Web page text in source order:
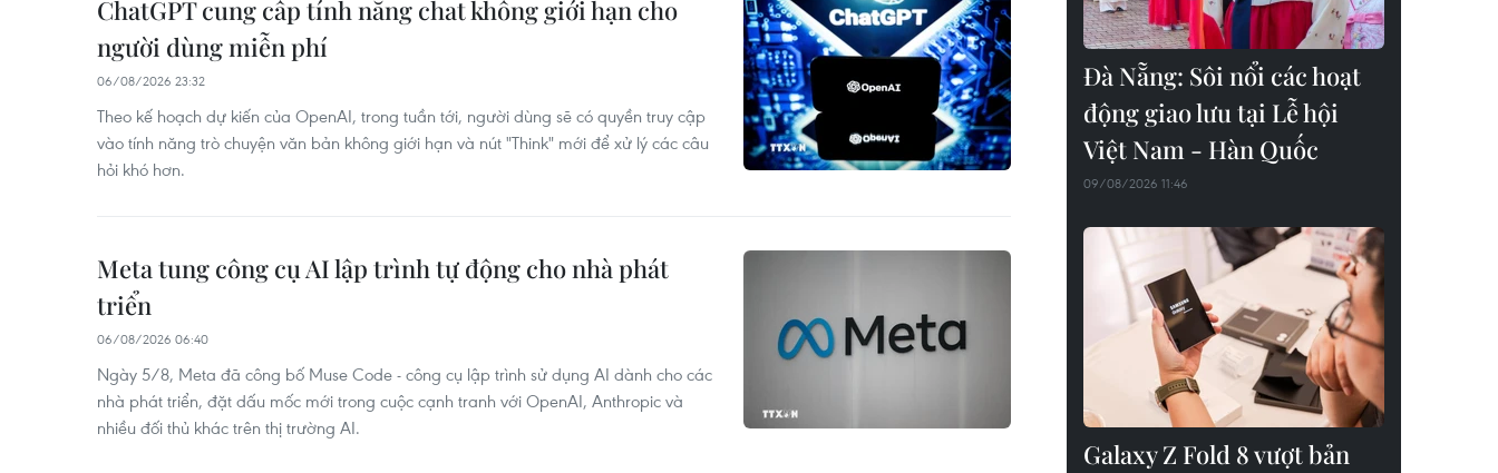
ChatGPT cung cấp tính năng chat không giới hạn cho
người dùng miễn phí
06/08/2026 23:32
Theo kế hoạch dự kiến của OpenAI, trong tuần tới, người dùng sẽ có quyền truy cập
vào tính năng trò chuyện văn bản không giới hạn và nút "Think" mới để xử lý các câu
hỏi khó hơn.
Meta tung công cụ AI lập trình tự động cho nhà phát
triển
06/08/2026 06:40
Ngày 5/8, Meta đã công bố Muse Code - công cụ lập trình sử dụng AI dành cho các
nhà phát triển, đặt dấu mốc mới trong cuộc cạnh tranh với OpenAI, Anthropic và
nhiều đối thủ khác trên thị trường AI.
Đà Nẵng: Sôi nổi các hoạt
động giao lưu tại Lễ hội
Việt Nam - Hàn Quốc
09/08/2026 11:46
Galaxy Z Fold 8 vượt bản